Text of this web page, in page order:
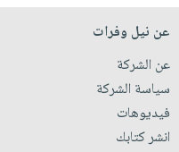
عن نيل وفرات
عن الشركة
سياسة الشركة
فيديوهات
انشر كتابك